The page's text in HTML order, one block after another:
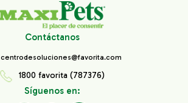
Contáctanos
centrodesoluciones@favorita.com
1800 favorita (787376)
Síguenos en: